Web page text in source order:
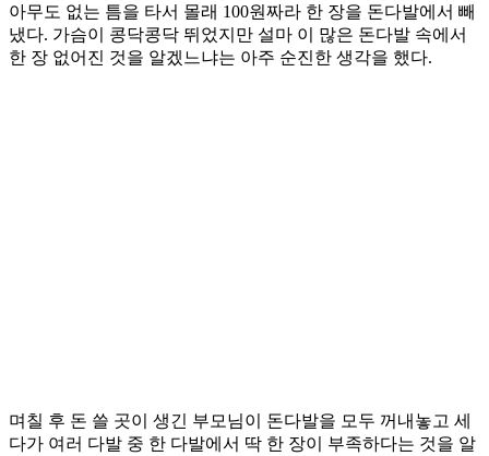
아무도 없는 틈을 타서 몰래 100원짜라 한 장을 돈다발에서 빼
냈다. 가슴이 콩닥콩닥 뛰었지만 설마 이 많은 돈다발 속에서
한 장 없어진 것을 알겠느냐는 아주 순진한 생각을 했다.
며칠 후 돈 쓸 곳이 생긴 부모님이 돈다발을 모두 꺼내놓고 세
다가 여러 다발 중 한 다발에서 딱 한 장이 부족하다는 것을 알